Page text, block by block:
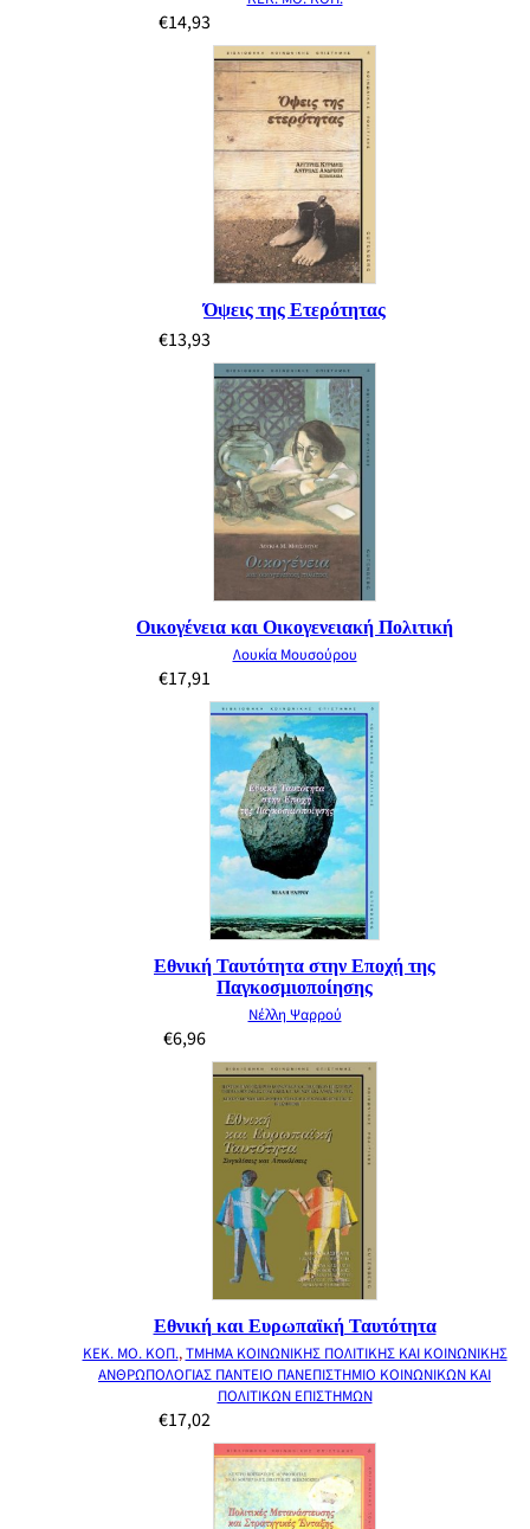
€14,93
Όψεις της Ετερότητας
€13,93
Οικογένεια και Οικογενειακή Πολιτική
Λουκία Μουσούρου
€17,91
Εθνική Ταυτότητα στην Εποχή της
Παγκοσμιοποίησης
Νέλλη Ψαρρού
€6,96
Εθνική και Ευρωπαϊκή Ταυτότητα
ΚΕΚ. ΜΟ. ΚΟΠ.,ΤΜΗΜΑ ΚΟΙΝΩΝΙΚΗΣ ΠΟΛΙΤΙΚΗΣ ΚΑΙ ΚΟΙΝΩΝΙΚΗΣ
ΑΝΘΡΩΠΟΛΟΓΙΑΣ ΠΑΝΤΕΙΟ ΠΑΝΕΠΙΣΤΗΜΙΟ ΚΟΙΝΩΝΙΚΩΝ ΚΑΙ
ΠΟΛΙΤΙΚΩΝ ΕΠΙΣΤΗΜΩΝ
€17,02